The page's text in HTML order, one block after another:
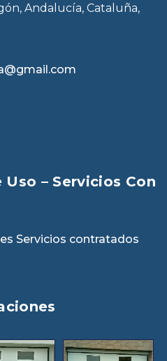
Andalucía, Cataluña,
– Servicios Con
Servicios contratados